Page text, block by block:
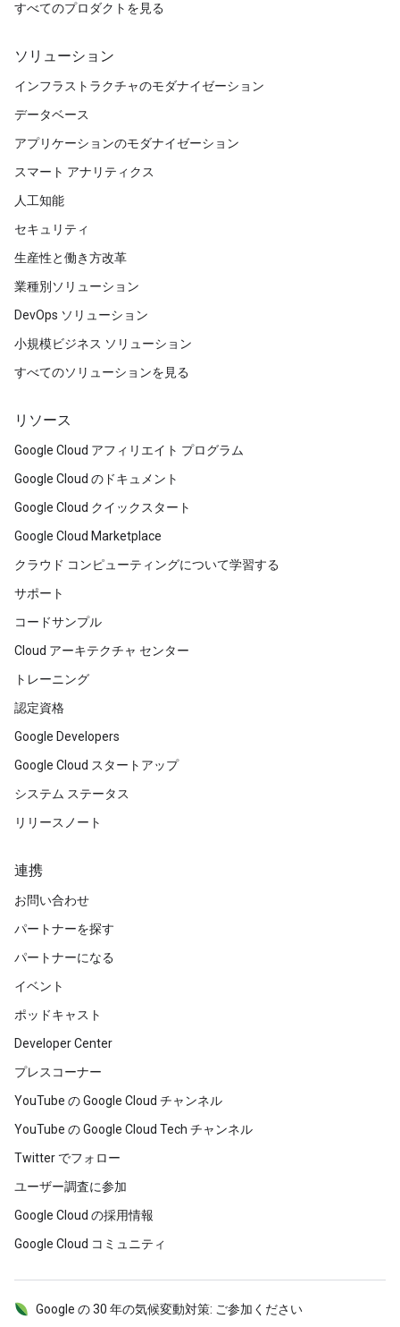
すべてのプロダクトを見る
ソリューション
インフラストラクチャのモダナイゼーション
データベース
アプリケーションのモダナイゼーション
スマート アナリティクス
人工知能
セキュリティ
生産性と働き方改革
業種別ソリューション
DevOps ソリューション
小規模ビジネス ソリューション
すべてのソリューションを見る
リソース
Google Cloud アフィリエイト プログラム
Google Cloud のドキュメント
Google Cloud クイックスタート
Google Cloud Marketplace
クラウド コンピューティングについて学習する
サポート
コードサンプル
Cloud アーキテクチャ センター
トレーニング
認定資格
Google Developers
Google Cloud スタートアップ
システム ステータス
リリースノート
連携
お問い合わせ
パートナーを探す
パートナーになる
イベント
ポッドキャスト
Developer Center
プレスコーナー
YouTube の Google Cloud チャンネル
YouTube の Google Cloud Tech チャンネル
Twitter でフォロー
ユーザー調査に参加
Google Cloud の採用情報
Google Cloud コミュニティ
Google の 30 年の気候変動対策: ご参加ください